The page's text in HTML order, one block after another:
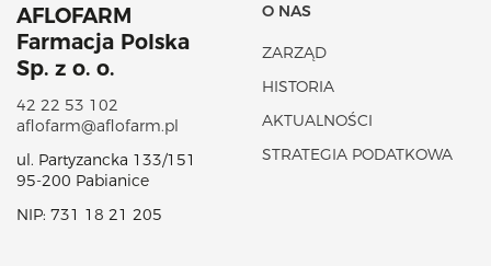
AFLOFARM
Farmacja Polska
Sp. z o. o.
42 22 53 102
aflofarm@aflofarm.pl
ul. Partyzancka 133/151
95-200 Pabianice
NIP: 731 18 21 205
O NAS
ZARZĄD
HISTORIA
AKTUALNOŚCI
STRATEGIA PODATKOWA